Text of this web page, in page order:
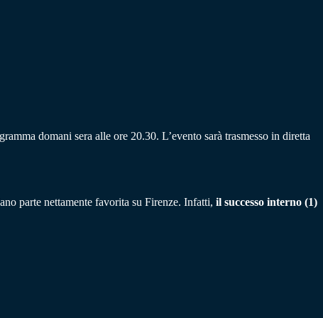
domani sera alle ore 20.30. L’evento sarà trasmesso in diretta
parte nettamente favorita su Firenze. Infatti, il successo interno (1)